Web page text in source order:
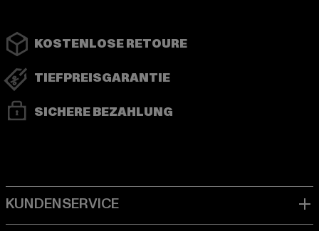
KOSTENLOSE RETOURE
TIEFPREISGARANTIE
SICHERE BEZAHLUNG